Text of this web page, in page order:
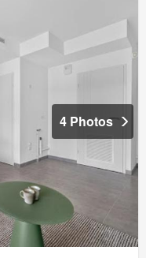
4 Photos